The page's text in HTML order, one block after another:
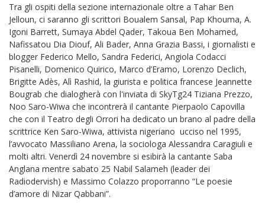
Tra gli ospiti della sezione internazionale oltre a Tahar Ben
Jelloun, ci saranno gli scrittori Boualem Sansal, Pap Khouma, A.
Igoni Barrett, Sumaya Abdel Qader, Takoua Ben Mohamed,
Nafissatou Dia Diouf, Ali Bader, Anna Grazia Bassi, i giornalisti e
blogger Federico Mello, Sandra Federici, Angiola Codacci
Pisanelli, Domenico Quirico, Marco d’Eramo, Lorenzo Declich,
Brigitte Adès, Alì Rashid, la giurista e politica francese Jeannette
Bougrab che dialogherà con l'inviata di SkyTg24 Tiziana Prezzo,
Noo Saro-Wiwa che incontrerà il cantante Pierpaolo Capovilla
che con il Teatro degli Orrori ha dedicato un brano al padre della
scrittrice Ken Saro-Wiwa, attivista nigeriano ucciso nel 1995,
l’avvocato Massiliano Arena, la sociologa Alessandra Caragiuli e
molti altri. Venerdì 24 novembre si esibirà la cantante Saba
Anglana mentre sabato 25 Nabil Salameh (leader dei
Radiodervish) e Massimo Colazzo proporranno “Le poesie
d’amore di Nizar Qabbani”.